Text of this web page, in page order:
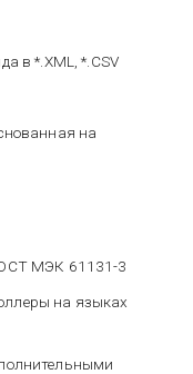
в *.XML, *.CSV
на
МЭК 61131-3
на языках